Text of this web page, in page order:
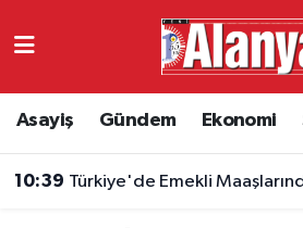
Asayiş Gündem Ekonomi
10:39 Türkiye'de Emekli Maaşlarında Prim
Ekonomi
Antalya Namaz Vakitleri